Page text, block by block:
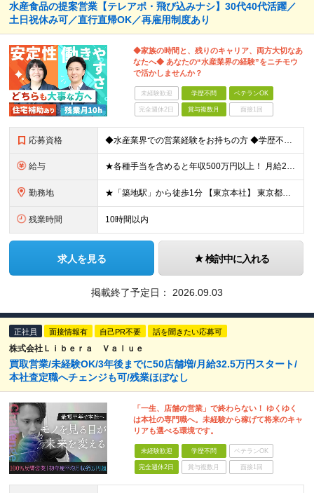
水産食品の提案営業【テレアポ・飛び込みナシ】30代40代活躍／
土日祝休み可／直行直帰OK／再雇用制度あり
◆家族の時間と、残りのキャリア、両方大切なあ
なたへ◆ あなたの“水産業界の経験”をニチモウ
で活かしませんか？
未経験歓迎 学歴不問 ベテランOK
完全週休2日 賞与複数月 面接1回
応募資格 ◆水産業界での営業経験をお持ちの方 ◆学歴不問 ◆30代40代50代活躍中 「安定した会社で落ち着いたキャリアを歩みたい」 「これまでの水産業界の経験を活かして活躍したい」 「家族との時間を大切にで
給与 ★各種手当を含めると年収500万円以上！ 月給25万円～45万円＋住宅手当もしくは借り上げ社宅補助＋賞与年2回＋その他各種手当 ※試用期間3ヵ月あり。期間中の給与・待遇の差異はありません ※年齢・能
勤務地 ★「築地駅」から徒歩1分 【東京本社】 東京都中央区築地3-9-9 築地三丁目ビル8F (変更の範囲)上記を除く当社関連勤務地
残業時間 10時間以内
求人を見る 検討中に入れる
掲載終了予定日： 2026.09.03
正社員 面接情報有 自己PR不要 話を聞きたい応募可
株式会社Ｌｉｂｅｒａ Ｖａｌｕｅ
買取営業/未経験OK/3年後までに50店舗増/月給32.5万円スタート/
本社査定職へチェンジも可/残業ほぼなし
「一生、店舗の営業」で終わらない！ ゆくゆく
は本社の専門職へ。未経験から稼げて将来のキャ
リアも選べる環境です。
未経験歓迎 学歴不問 ベテランOK
完全週休2日 賞与複数月 面接1回